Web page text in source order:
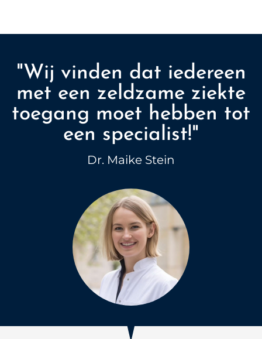
"Wij vinden dat iedereen
met een zeldzame ziekte
toegang moet hebben tot
een specialist!"
Dr. Maike Stein